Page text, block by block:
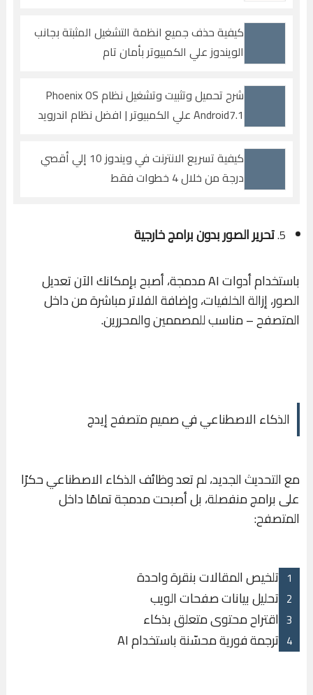
كيفية حذف جميع انظمة التشغيل المثبتة بجانب
الويندوز علي الكمبيوتر بأمان تام
شرح تحميل وتثبيت وتشغيل نظام Phoenix OS
Android7.1 علي الكمبيوتر | افضل نظام اندرويد
كيفية تسريع الانترنت في ويندوز 10 إلي أقصي
درجة من خلال 4 خطوات فقط
5. تحرير الصور بدون برامج خارجية
باستخدام أدوات AI مدمجة، أصبح بإمكانك الآن تعديل
الصور، إزالة الخلفيات، وإضافة الفلاتر مباشرة من داخل
المتصفح – مناسب للمصممين والمحررين.
الذكاء الاصطناعي في صميم متصفح إيدج
مع التحديث الجديد، لم تعد وظائف الذكاء الاصطناعي حكرًا
على برامج منفصلة، بل أصبحت مدمجة تمامًا داخل
المتصفح:
تلخيص المقالات بنقرة واحدة
تحليل بيانات صفحات الويب
اقتراح محتوى متعلق بذكاء
ترجمة فورية محسّنة باستخدام AI